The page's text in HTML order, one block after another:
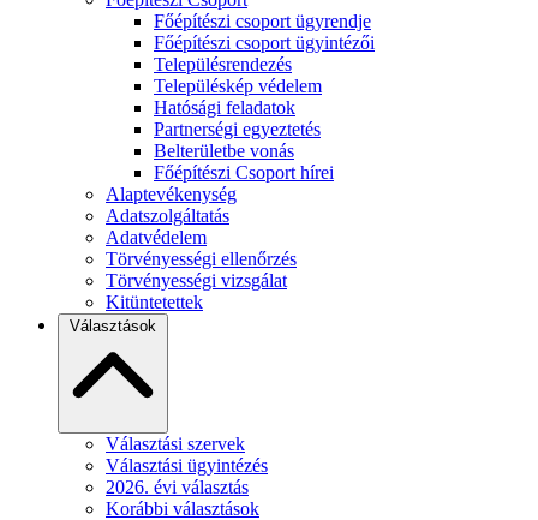
Főépítészi csoport ügyrendje
Főépítészi csoport ügyintézői
Településrendezés
Településkép védelem
Hatósági feladatok
Partnerségi egyeztetés
Belterületbe vonás
Főépítészi Csoport hírei
Alaptevékenység
Adatszolgáltatás
Adatvédelem
Törvényességi ellenőrzés
Törvényességi vizsgálat
Kitüntetettek
Választások
Választási szervek
Választási ügyintézés
2026. évi választás
Korábbi választások